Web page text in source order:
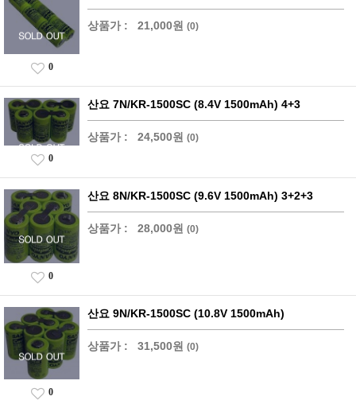
상품가 : 21,000원 (0)
0
산요 7N/KR-1500SC (8.4V 1500mAh) 4+3
상품가 : 24,500원 (0)
0
산요 8N/KR-1500SC (9.6V 1500mAh) 3+2+3
상품가 : 28,000원 (0)
0
산요 9N/KR-1500SC (10.8V 1500mAh)
상품가 : 31,500원 (0)
0